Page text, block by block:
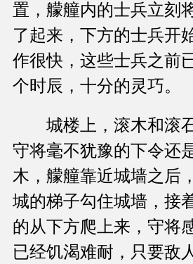
置，艨艟内的士兵立刻
了起来，下方的士兵开
作很快，这些士兵之前
个时辰，十分的灵巧。
城楼上，滚木和滚石
守将毫不犹豫的下令还
木，艨艟靠近城墙之后
城的梯子勾住城墙，接
的从下方爬上来，守将
已经饥渴难耐，只要敌